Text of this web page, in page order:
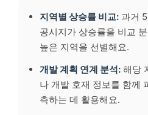
지역별 상승률 비교: 과거
공시지가 상승률을 비교
높은 지역을 선별해요.
개발 계획 연계 분석: 해당
나 개발 호재 정보를 함께
측하는 데 활용해요.